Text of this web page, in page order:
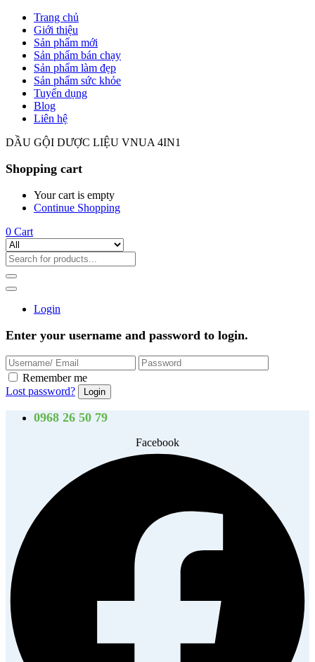
Trang chủ
Giới thiệu
Sản phẩm mới
Sản phẩm bán chạy
Sản phẩm làm đẹp
Sản phẩm sức khỏe
Tuyển dụng
Blog
Liên hệ
DẦU GỘI DƯỢC LIỆU VNUA 4IN1
Shopping cart
Your cart is empty
Continue Shopping
0 Cart
Login
Enter your username and password to login.
Remember me
Lost password?
0968 26 50 79
Facebook